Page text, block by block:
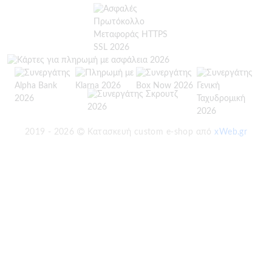
2019 - 2026 Κατασκευή custom e-shop από xWeb.gr